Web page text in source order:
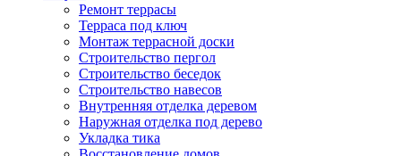
Ремонт террасы
Терраса под ключ
Монтаж террасной доски
Строительство пергол
Строительство беседок
Строительство навесов
Внутренняя отделка деревом
Наружная отделка под дерево
Укладка тика